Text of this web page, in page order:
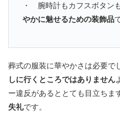
・ 腕時計もカフスボタン
やかに魅せるための装飾品
葬式の服装に華やかさは必要で
しに行くところではありません
ー違反があるととても目立ちま
失礼です。